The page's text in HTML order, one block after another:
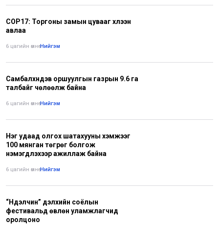
COP17: Торгоны замын цувааг хүлээн
авлаа
6 цагийн өмнө•Нийгэм
Самбалхүндэв оршуулгын газрын 9.6 га
талбайг чөлөөлж байна
6 цагийн өмнө•Нийгэм
Нэг удаад олгох шатахууны хэмжээг
100 мянган төгрөг болгож
нэмэгдүүлэхээр ажиллаж байна
6 цагийн өмнө•Нийгэм
“Нүүдэлчин” дэлхийн соёлын
фестивальд өвлөн уламжлагчид
оролцоно